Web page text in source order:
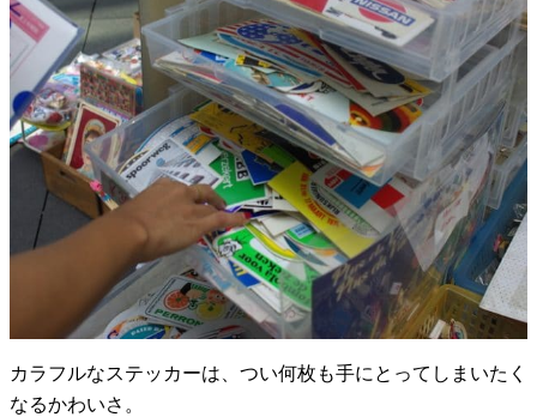
カラフルなステッカーは、つい何枚も手にとってしまいたく
なるかわいさ。